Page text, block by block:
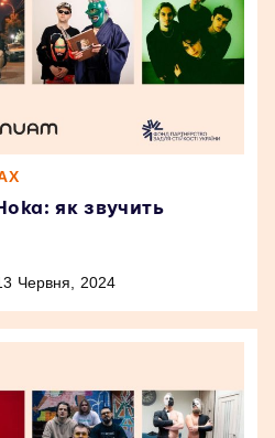
як звучить
Червня, 2024